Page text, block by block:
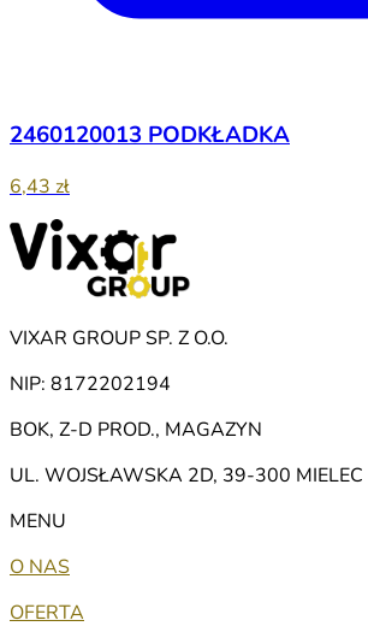
2460120013 PODKŁADKA
6,43 zł
VIXAR GROUP SP. Z O.O.
NIP: 8172202194
BOK, Z-D PROD., MAGAZYN
UL. WOJSŁAWSKA 2D, 39-300 MIELEC
MENU
O NAS
OFERTA